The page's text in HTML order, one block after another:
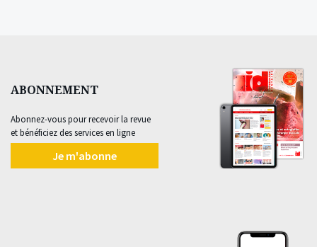
ABONNEMENT
Abonnez-vous pour recevoir la revue
et bénéficiez des services en ligne
Je m'abonne